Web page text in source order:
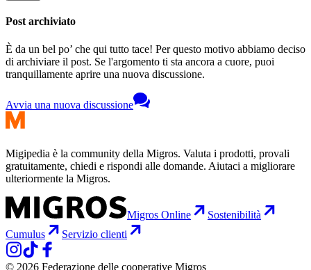
Post archiviato
È da un bel po’ che qui tutto tace! Per questo motivo abbiamo deciso
di archiviare il post. Se l'argomento ti sta ancora a cuore, puoi
tranquillamente aprire una nuova discussione.
Avvia una nuova discussione
Migipedia è la community della Migros. Valuta i prodotti, provali
gratuitamente, chiedi e rispondi alle domande. Aiutaci a migliorare
ulteriormente la Migros.
Migros Online
Sostenibilità
Cumulus
Servizio clienti
© 2026 Federazione delle cooperative Migros